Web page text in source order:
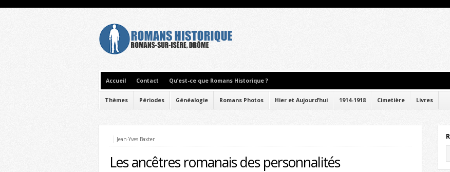
Accueil Contact Qu’est-ce que Romans Historique ?
Thèmes Périodes Généalogie Romans Photos Hier et Aujourd’hui 1914-1918 Cimetière Livres
Jean-Yves Baxter
Les ancêtres romanais des personnalités